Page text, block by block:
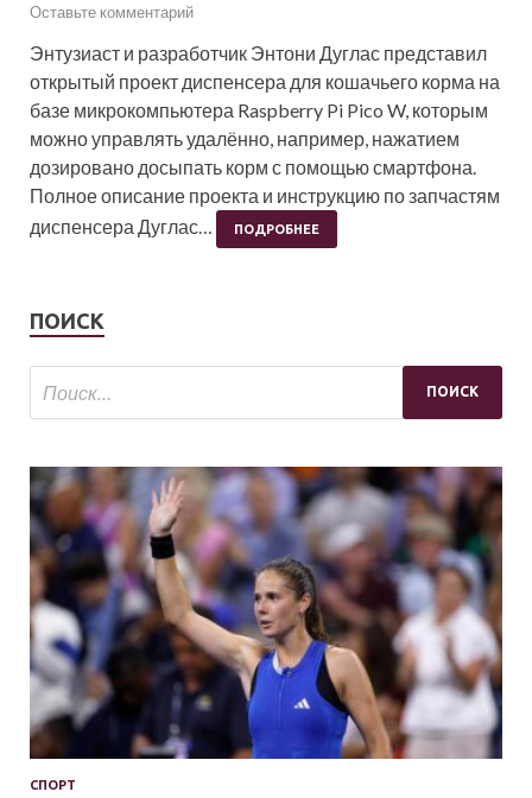
Оставьте комментарий
Энтузиаст и разработчик Энтони Дуглас представил
открытый проект диспенсера для кошачьего корма на
базе микрокомпьютера Raspberry Pi Pico W, которым
можно управлять удалённо, например, нажатием
дозировано досыпать корм с помощью смартфона.
Полное описание проекта и инструкцию по запчастям
диспенсера Дуглас…
ПОДРОБНЕЕ
ПОИСК
СПОРТ